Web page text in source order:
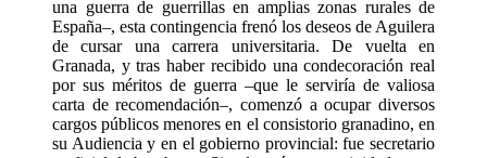
una guerra de guerrillas en amplias zonas rurales de
España–, esta contingencia frenó los deseos de Aguilera
de cursar una carrera universitaria. De vuelta en
Granada, y tras haber recibido una condecoración real
por sus méritos de guerra –que le serviría de valiosa
carta de recomendación–, comenzó a ocupar diversos
cargos públicos menores en el consistorio granadino, en
su Audiencia y en el gobierno provincial: fue secretario